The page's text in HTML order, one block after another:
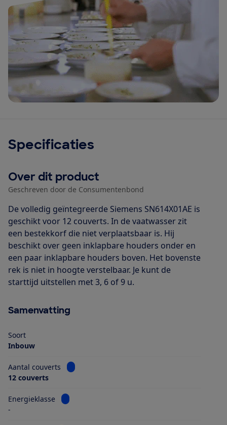
Specificaties
Over dit product
Geschreven door de Consumentenbond
De volledig geïntegreerde Siemens SN614X01AE is
geschikt voor 12 couverts. In de vaatwasser zit
een bestekkorf die niet verplaatsbaar is. Hij
beschikt over geen inklapbare houders onder en
een paar inklapbare houders boven. Het bovenste
rek is niet in hoogte verstelbaar. Je kunt de
starttijd uitstellen met 3, 6 of 9 u.
Samenvatting
Soort
Inbouw
Aantal couverts
Bekijk informatie voor Aantal couverts
12 couverts
Energieklasse
Bekijk informatie voor Energieklasse
-